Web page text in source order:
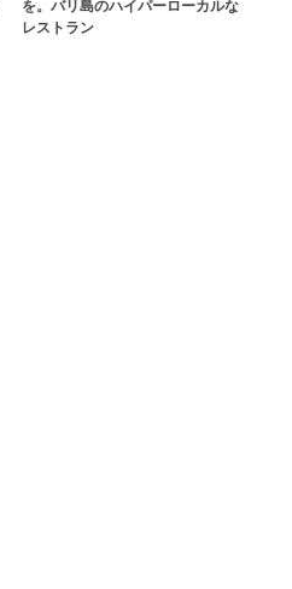
を。バリ島のハイパーローカルな
レストラン